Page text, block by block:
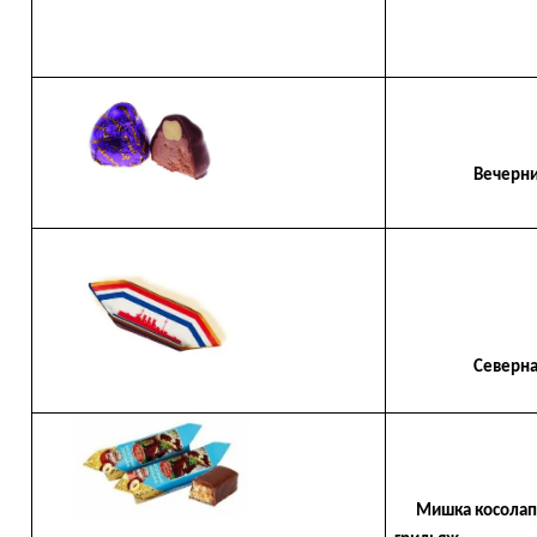
Вечерний
Северная
Мишка